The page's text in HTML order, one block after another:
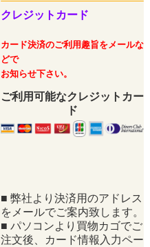
クレジットカード
カード決済のご利用趣旨をメールな
どで
お知らせ下さい。
ご利用可能なクレジットカー
ド
■ 弊社より決済用のアドレス
をメールでご案内致します。
■ パソコンより買物カゴでご
注文後、カード情報入力ペー